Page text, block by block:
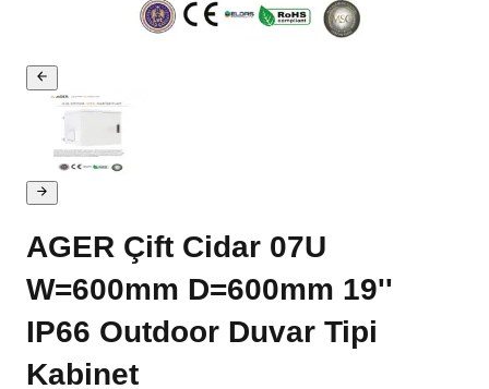
AGER Çift Cidar 07U
W=600mm D=600mm 19''
IP66 Outdoor Duvar Tipi
Kabinet